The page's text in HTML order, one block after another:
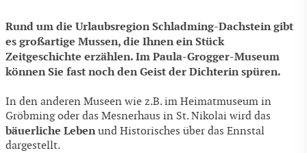
Rund um die Urlaubsregion Schladming-Dachstein gibt
es großartige Mussen, die Ihnen ein Stück
Zeitgeschichte erzählen. Im Paula-Grogger-Museum
können Sie fast noch den Geist der Dichterin spüren.
In den anderen Museen wie z.B. im Heimatmuseum in
Gröbming oder das Mesnerhaus in St. Nikolai wird das
bäuerliche Leben und Historisches über das Ennstal
dargestellt.